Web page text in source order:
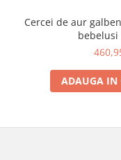
Cercei de aur
bebelusi
ADAUGA IN